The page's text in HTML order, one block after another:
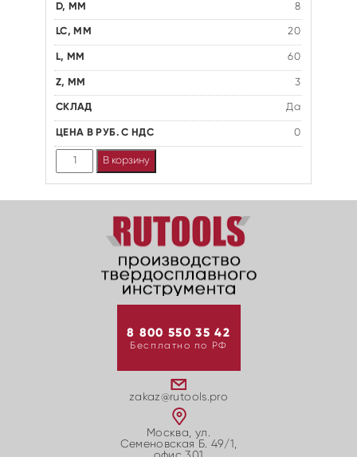
8
20
60
3
Да
0
КоличествоВ корзину
8 800 550 35 42
Бесплатно по РФ
zakaz@rutools.pro
Москва, ул.
Семеновская Б. 49/1,